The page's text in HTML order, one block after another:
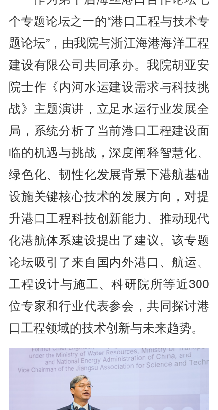
个专题论坛之一的“港口工程与技术专
题论坛”，由我院与浙江海港海洋工程
建设有限公司共同承办。我院胡亚安
院士作《内河水运建设需求与科技挑
战》主题演讲，立足水运行业发展全
局，系统分析了当前港口工程建设面
临的机遇与挑战，深度阐释智慧化、
绿色化、韧性化发展背景下港航基础
设施关键核心技术的发展方向，对提
升港口工程科技创新能力、推动现代
化港航体系建设提出了建议。该专题
论坛吸引了来自国内外港口、航运、
工程设计与施工、科研院所等近300
位专家和行业代表参会，共同探讨港
口工程领域的技术创新与未来趋势。